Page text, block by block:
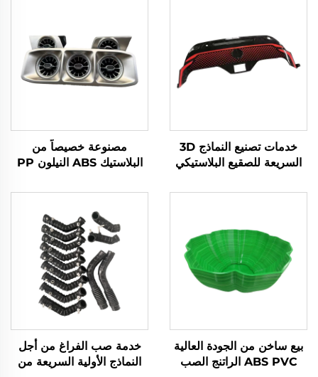
خدمات تصنيع النماذج 3D
السريعة للصقيع البلاستيكي
أوريثان ABS
مصنوعة خصيصاً من
البلاستيك ABS النيلون PP
السريع المصنع القذف الفراغ
الخدمات العفن السيليكون
بيع ساخن من الجودة العالية
ABS PVC الراتنج الصب
خدمة صب الفراغ من أجل
النماذج الأولية السريعة من